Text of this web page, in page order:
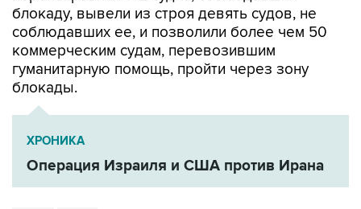
коммерческим судам, перевозившим
гуманитарную помощь, пройти через зону
блокады.
ХРОНИКА
Операция Израиля и США против Ирана
Иран США